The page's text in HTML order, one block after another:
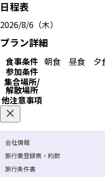
日程表
2026/8/6（木）
プラン詳細
食事条件 朝食 昼食 夕
参加条件
集合場所/
解散場所
他注意事項
会社情報
旅行業登録票・約款
旅行条件書